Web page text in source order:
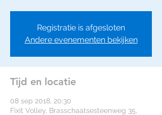
Registratie is afgesloten
Andere evenementen bekijken
Tijd en locatie
08 sep 2018, 20:30
Fixit Volley, Brasschaatsesteenweg 35,